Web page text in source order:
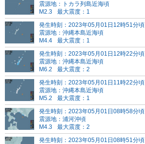
震源地：トカラ列島近海頃
M2.3
最大震度：1
発生時刻：2023年05月01日12時51分頃
震源地：沖縄本島近海頃
M4.4
最大震度：1
発生時刻：2023年05月01日12時22分頃
震源地：沖縄本島近海頃
M6.2
最大震度：2
発生時刻：2023年05月01日11時22分頃
震源地：沖縄本島近海頃
M5.2
最大震度：1
発生時刻：2023年05月01日08時58分頃
震源地：浦河沖頃
M4.3
最大震度：2
発生時刻：2023年05月01日08時51分頃